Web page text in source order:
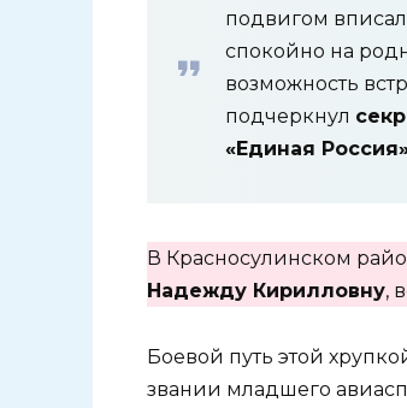
подвигом
спокойно на
возможность
подчеркнул
«Единая
В Красносулинском
Надежду Кирилловну,
Боевой путь этой
звании младшего